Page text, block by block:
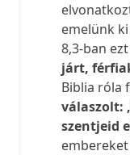
emelünk
8,3-ban
járt,
Biblia róla
válaszolt:
szentjeid